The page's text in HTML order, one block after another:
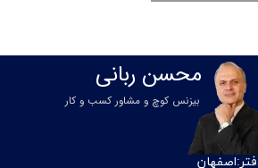
محسن ربانی
بیزنس کوچ و مشاور کسب و کار